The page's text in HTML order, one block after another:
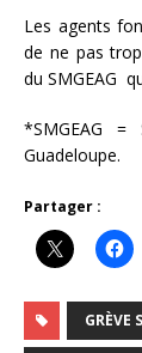
Les agents
de ne pas
du SMGEAG
*SMGEAG
Guadeloupe.
Partager :
GRÈVE